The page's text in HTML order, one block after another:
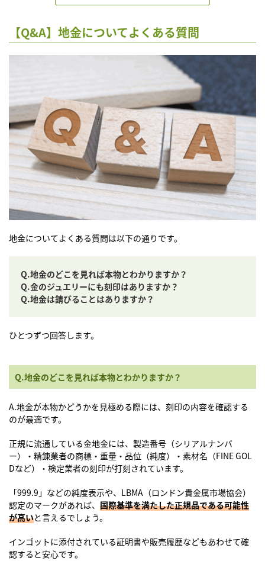
【Q&A】地金についてよくある質問
地金についてよくある質問は以下の通りです。
Q.地金のどこを見れば本物とわかりますか？
Q.金のジュエリーにも刻印はありますか？
Q.地金は錆びることはありますか？
ひとつずつ回答します。
Q.地金のどこを見れば本物とわかりますか？
A.地金が本物かどうかを見極める際には、刻印の内容を確認する
のが最適です。
正規に流通している金地金には、製造番号（シリアルナンバ
ー）・精錬業者の商標・重量・品位（純度）・素材名（FINE GOL
Dなど）・検定業者の刻印が打刻されています。
「999.9」などの純度表示や、LBMA（ロンドン貴金属市場協会）
認定のマークがあれば、 国際基準を満たした正規品である可能性
が高いと言えるでしょう。
インゴットに添付されている証明書や販売履歴などもあわせて確
認すると安心です。